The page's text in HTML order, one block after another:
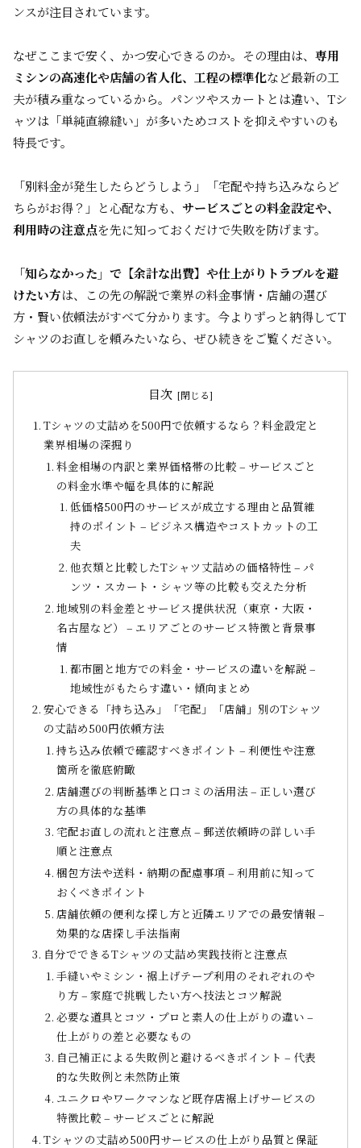
ンスが注目されています。
なぜここまで安く、かつ安心できるのか。その理由は、 専用
ミシンの高速化や店舗の省人化、工程の標準化など最新の工
夫が積み重なっているから。パンツやスカートとは違い、Tシ
ャツは「単純直線縫い」が多いためコストを抑えやすいのも
特長です。
「別料金が発生したらどうしよう」「宅配や持ち込みならど
ちらがお得？」と心配な方も、 サービスごとの料金設定や、
利用時の注意点を先に知っておくだけで失敗を防げます。
「知らなかった」で【余計な出費】や仕上がりトラブルを避
けたい方は、この先の解説で業界の料金事情・店舗の選び
方・賢い依頼法がすべて分かります。今よりずっと納得してT
シャツのお直しを頼みたいなら、ぜひ続きをご覧ください。
目次
Tシャツの丈詰めを500円で依頼するなら？料金設定と
業界相場の深掘り
料金相場の内訳と業界価格帯の比較 – サービスごと
の料金水準や幅を具体的に解説
低価格500円のサービスが成立する理由と品質維
持のポイント – ビジネス構造やコストカットの工
夫
他衣類と比較したTシャツ丈詰めの価格特性 – パ
ンツ・スカート・シャツ等の比較も交えた分析
地域別の料金差とサービス提供状況（東京・大阪・
名古屋など） – エリアごとのサービス特徴と背景事
情
都市圏と地方での料金・サービスの違いを解説 –
地域性がもたらす違い・傾向まとめ
安心できる「持ち込み」「宅配」「店舗」別のTシャツ
の丈詰め500円依頼方法
持ち込み依頼で確認すべきポイント – 利便性や注意
箇所を徹底俯瞰
店舗選びの判断基準と口コミの活用法 – 正しい選び
方の具体的な基準
宅配お直しの流れと注意点 – 郵送依頼時の詳しい手
順と注意点
梱包方法や送料・納期の配慮事項 – 利用前に知って
おくべきポイント
店舗依頼の便利な探し方と近隣エリアでの最安情報 –
効果的な店探し手法指南
自分でできるTシャツの丈詰め実践技術と注意点
手縫いやミシン・裾上げテープ利用のそれぞれのや
り方 – 家庭で挑戦したい方へ技法とコツ解説
必要な道具とコツ・プロと素人の仕上がりの違い –
仕上がりの差と必要なもの
自己補正による失敗例と避けるべきポイント – 代表
的な失敗例と未然防止策
ユニクロやワークマンなど既存店裾上げサービスの
特徴比較 – サービスごとに解説
Tシャツの丈詰め500円サービスの仕上がり品質と保証